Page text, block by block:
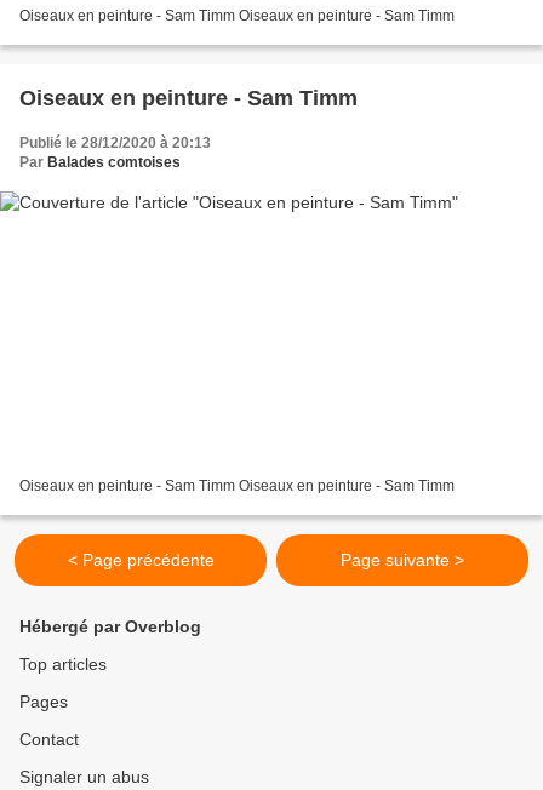
Oiseaux en peinture - Sam Timm Oiseaux en peinture - Sam Timm
Oiseaux en peinture - Sam Timm
Publié le 28/12/2020 à 20:13
Par Balades comtoises
Oiseaux en peinture - Sam Timm Oiseaux en peinture - Sam Timm
< Page précédente Page suivante >
Hébergé par Overblog
Top articles
Pages
Contact
Signaler un abus